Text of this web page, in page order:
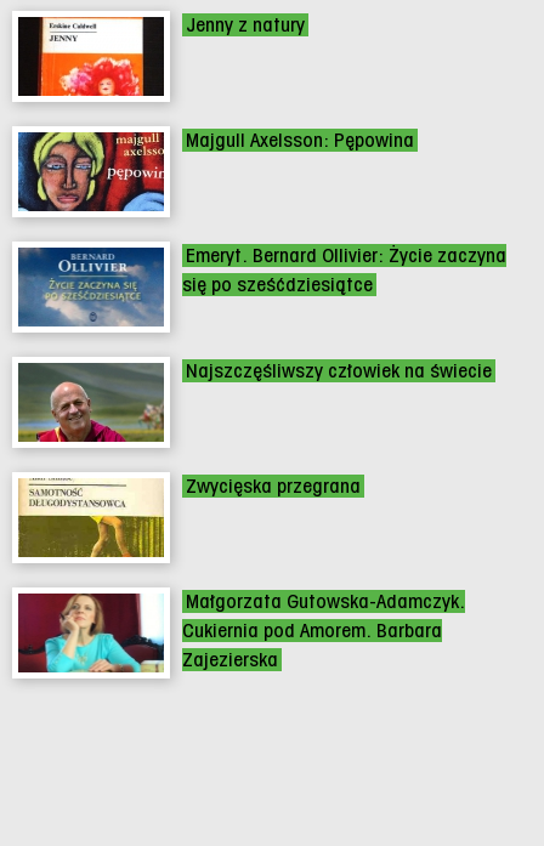
Jenny z natury
Majgull Axelsson: Pępowina
Emeryt. Bernard Ollivier: Życie zaczyna
się po sześćdziesiątce
Najszczęśliwszy człowiek na świecie
Zwycięska przegrana
Małgorzata Gutowska-Adamczyk.
Cukiernia pod Amorem. Barbara
Zajezierska